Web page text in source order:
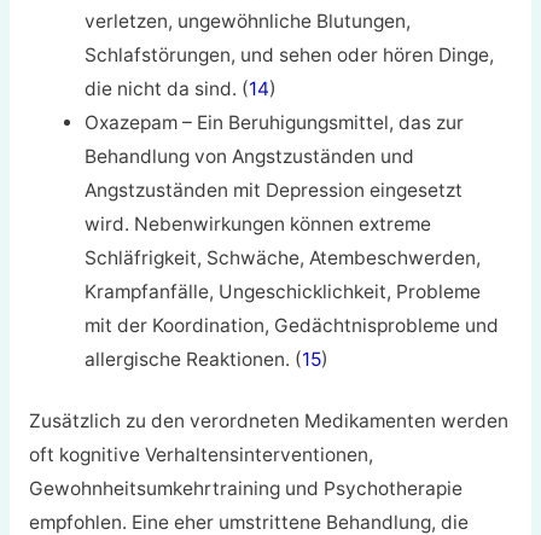
verletzen, ungewöhnliche Blutungen,
Schlafstörungen, und sehen oder hören Dinge,
die nicht da sind. (14)
Oxazepam – Ein Beruhigungsmittel, das zur
Behandlung von Angstzuständen und
Angstzuständen mit Depression eingesetzt
wird. Nebenwirkungen können extreme
Schläfrigkeit, Schwäche, Atembeschwerden,
Krampfanfälle, Ungeschicklichkeit, Probleme
mit der Koordination, Gedächtnisprobleme und
allergische Reaktionen. (15)
Zusätzlich zu den verordneten Medikamenten werden
oft kognitive Verhaltensinterventionen,
Gewohnheitsumkehrtraining und Psychotherapie
empfohlen. Eine eher umstrittene Behandlung, die